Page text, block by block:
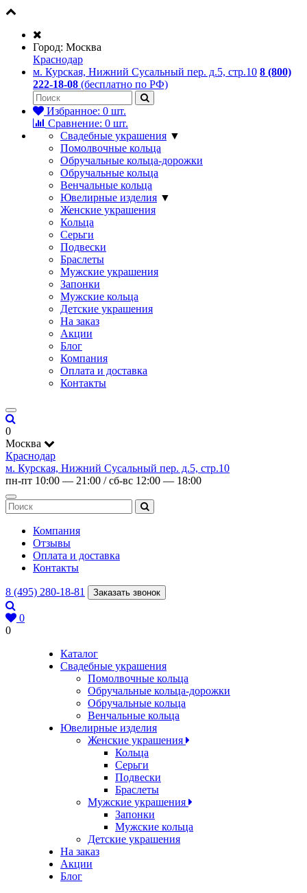
Город: Москва
Краснодар
м. Курская, Нижний Сусальный пер. д.5, стр.10 8 (800)
222-18-08 (бесплатно по РФ)
Избранное: 0 шт.
Сравнение: 0 шт.
Свадебные украшения ▼
Помолвочные кольца
Обручальные кольца-дорожки
Обручальные кольца
Венчальные кольца
Ювелирные изделия ▼
Женские украшения
Кольца
Серьги
Подвески
Браслеты
Мужские украшения
Запонки
Мужские кольца
Детские украшения
На заказ
Акции
Блог
Компания
Оплата и доставка
Контакты
0
Москва
Краснодар
м. Курская, Нижний Сусальный пер. д.5, стр.10
пн-пт 10:00 — 21:00 / сб-вс 12:00 — 18:00
Компания
Отзывы
Оплата и доставка
Контакты
8 (495) 280-18-81 Заказать звонок
0
0
Каталог
Свадебные украшения
Помолвочные кольца
Обручальные кольца-дорожки
Обручальные кольца
Венчальные кольца
Ювелирные изделия
Женские украшения
Кольца
Серьги
Подвески
Браслеты
Мужские украшения
Запонки
Мужские кольца
Детские украшения
На заказ
Акции
Блог